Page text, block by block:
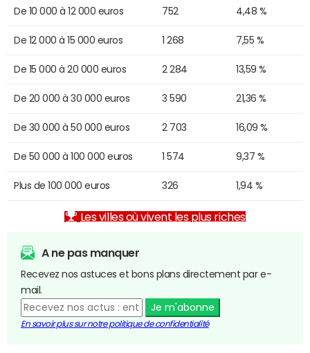
De 10 000 à 12 000 euros 752 4,48 %
De 12 000 à 15 000 euros 1 268 7,55 %
De 15 000 à 20 000 euros 2 284 13,59 %
De 20 000 à 30 000 euros 3 590 21,36 %
De 30 000 à 50 000 euros 2 703 16,09 %
De 50 000 à 100 000 euros 1 574 9,37 %
Plus de 100 000 euros 326 1,94 %
Les villes où vivent les plus riches
A ne pas manquer
Recevez nos astuces et bons plans directement par e-
mail.
Je m'abonne
En savoir plus sur notre politique de confidentialité